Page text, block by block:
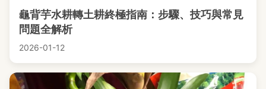
龜背芋水耕轉土耕終極指南：步驟、技巧與常見
問題全解析
2026-01-12